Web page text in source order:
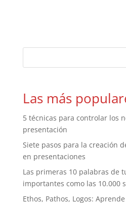
Las más
5 técnicas para controlar los
presentación
Siete pasos para la creación
en presentaciones
Las primeras 10 palabras de
importantes como las 10.000
Ethos, Pathos, Logos: